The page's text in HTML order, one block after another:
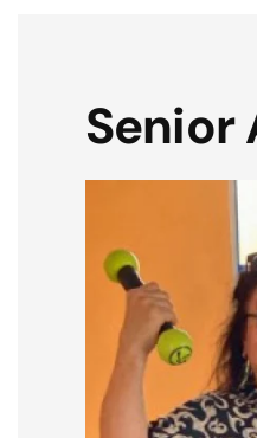
Senior